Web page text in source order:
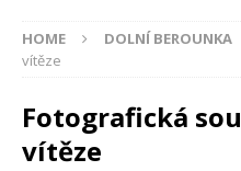
HOME DOLNÍ BEROUNKA
vítěze
Fotografická
vítěze